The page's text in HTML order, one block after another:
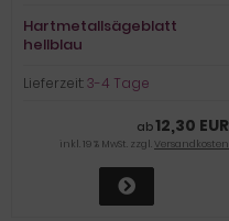
Hartmetallsägeblatt
hellblau
Lieferzeit:3-4 Tage
ab12,30 EUR
inkl. 19 % MwSt. zzgl.Versandkosten